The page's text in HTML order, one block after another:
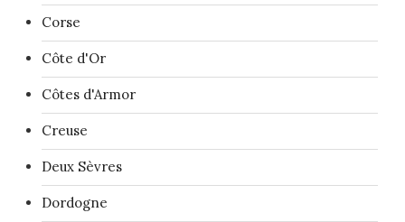
Corse
Côte d'Or
Côtes d'Armor
Creuse
Deux Sèvres
Dordogne